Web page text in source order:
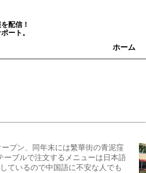
配信！
ート。
ホーム
プン、同年末には繁華街の青泥窪
ーブルで注文するメニューは日本語
ているので中国語に不安な人でも